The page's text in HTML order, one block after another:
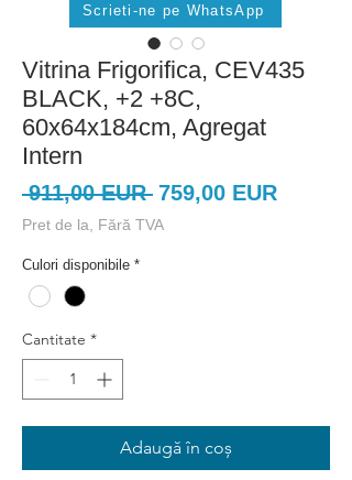
Vitrina Frigorifica, CEV435
BLACK, +2 +8C,
60x64x184cm, Agregat
Intern
911,00 EUR Preț
normal
759,00 EURPreț
Pret de la, Fără TVA
Culori disponibile *
Cantitate *
Adaugă în coș
Scrieti-ne pe WhatsApp